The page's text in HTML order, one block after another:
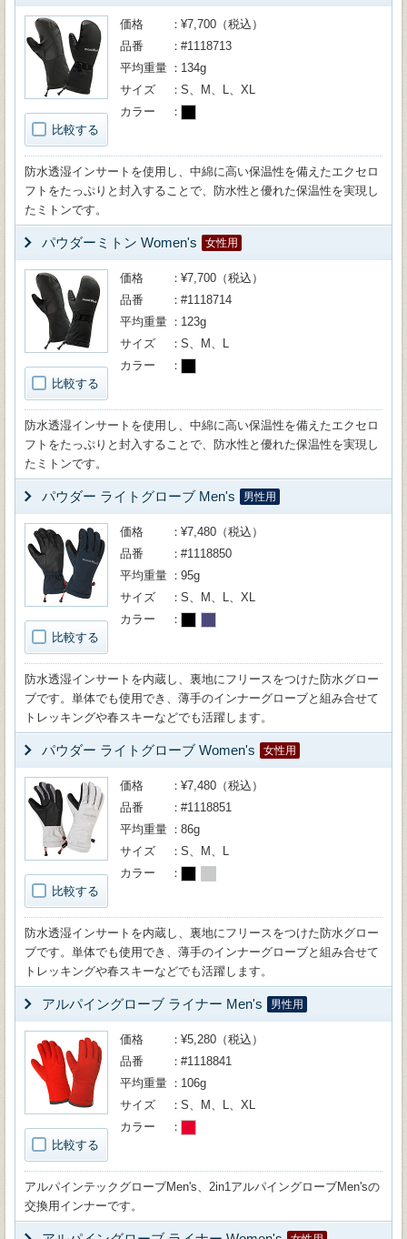
比較する
価格
¥7,700（税込）
品番
#1118713
平均重量
134g
サイズ
S、M、L、XL
カラー
防水透湿インサートを使用し、中綿に高い保温性を備えたエクセロ
フトをたっぷりと封入することで、防水性と優れた保温性を実現し
たミトンです。
パウダーミトン Women's 女性用
比較する
価格
¥7,700（税込）
品番
#1118714
平均重量
123g
サイズ
S、M、L
カラー
防水透湿インサートを使用し、中綿に高い保温性を備えたエクセロ
フトをたっぷりと封入することで、防水性と優れた保温性を実現し
たミトンです。
パウダー ライトグローブ Men's 男性用
比較する
価格
¥7,480（税込）
品番
#1118850
平均重量
95g
サイズ
S、M、L、XL
カラー
防水透湿インサートを内蔵し、裏地にフリースをつけた防水グロー
ブです。単体でも使用でき、薄手のインナーグローブと組み合せて
トレッキングや春スキーなどでも活躍します。
パウダー ライトグローブ Women's 女性用
比較する
価格
¥7,480（税込）
品番
#1118851
平均重量
86g
サイズ
S、M、L
カラー
防水透湿インサートを内蔵し、裏地にフリースをつけた防水グロー
ブです。単体でも使用でき、薄手のインナーグローブと組み合せて
トレッキングや春スキーなどでも活躍します。
アルパイングローブ ライナー Men's 男性用
比較する
価格
¥5,280（税込）
品番
#1118841
平均重量
106g
サイズ
S、M、L、XL
カラー
アルパインテックグローブMen's、2in1アルパイングローブMen'sの
交換用インナーです。